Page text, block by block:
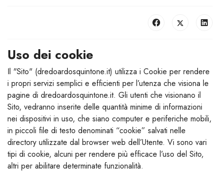
Uso dei cookie
Il "Sito" (dredoardosquintone.it) utilizza i Cookie per rendere
i propri servizi semplici e efficienti per l’utenza che visiona le
pagine di dredoardosquintone.it. Gli utenti che visionano il
Sito, vedranno inserite delle quantità minime di informazioni
nei dispositivi in uso, che siano computer e periferiche mobili,
in piccoli file di testo denominati “cookie” salvati nelle
directory utilizzate dal browser web dell’Utente. Vi sono vari
tipi di cookie, alcuni per rendere più efficace l’uso del Sito,
altri per abilitare determinate funzionalità.